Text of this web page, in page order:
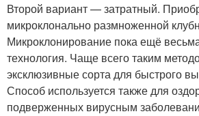
Второй вариант — затратный.
микроклонально размноженной
Микроклонирование пока ещё
технология. Чаще всего таким
эксклюзивные сорта для быстрого
Способ используется также для
подверженных вирусным